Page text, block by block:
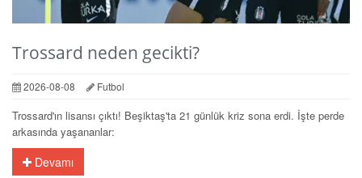
Trossard neden gecikti?
2026-08-08 Futbol
Trossard'ın lisansı çıktı! Beşiktaş'ta 21 günlük kriz sona erdi. İşte perde
arkasında yaşananlar:
Devamı